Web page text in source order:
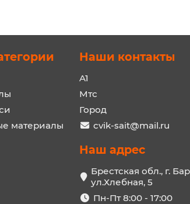
материалы
Наши контакты
A1
Мтс
Город
cvik-sait@mail.ru
Наш адрес
Брестская обл., г.
ул.Хлебная, 5
Пн-Пт 8:00 - 17:00